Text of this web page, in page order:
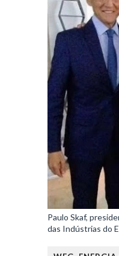
Paulo Skaf,
das Indústrias do